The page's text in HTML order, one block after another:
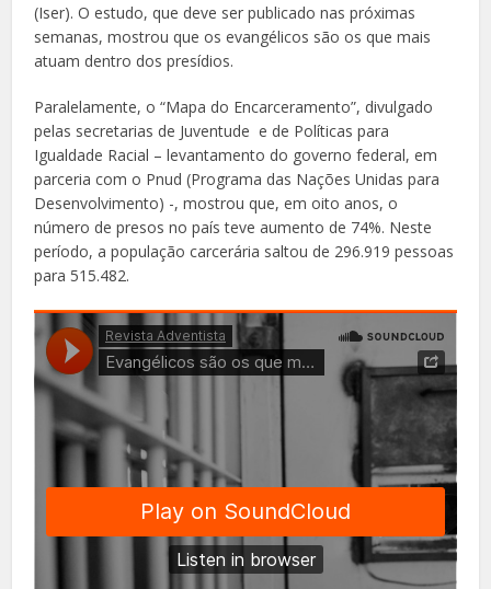
(Iser). O estudo, que deve ser publicado nas próximas
semanas, mostrou que os evangélicos são os que mais
atuam dentro dos presídios.
Paralelamente, o “Mapa do Encarceramento”, divulgado
pelas secretarias de Juventude e de Políticas para
Igualdade Racial – levantamento do governo federal, em
parceria com o Pnud (Programa das Nações Unidas para
Desenvolvimento) -, mostrou que, em oito anos, o
número de presos no país teve aumento de 74%. Neste
período, a população carcerária saltou de 296.919 pessoas
para 515.482.